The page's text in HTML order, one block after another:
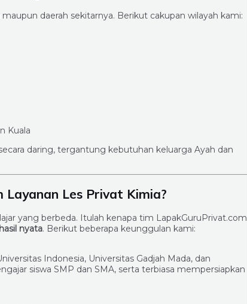
daerah sekitarnya. Berikut cakupan wilayah kami:
Kuala
daring, tergantung kebutuhan keluarga Ayah dan
Les Privat Kimia?
yang berbeda. Itulah kenapa tim LapakGuruPrivat.com
nyata. Berikut beberapa keunggulan kami:
Indonesia, Universitas Gadjah Mada, dan
siswa SMP dan SMA, serta terbiasa mempersiapkan